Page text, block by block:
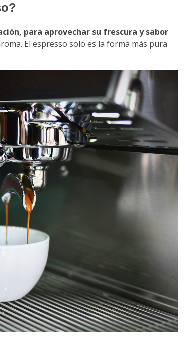
para aprovechar su frescura y sabor
El espresso solo es la forma más pura